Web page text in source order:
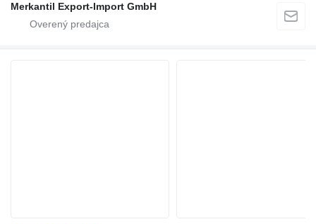
Merkantil Export-Import GmbH